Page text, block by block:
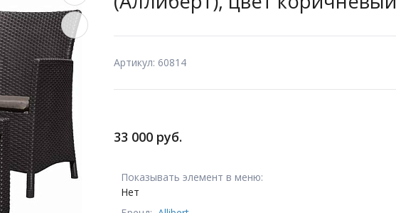
Артикул: 60814
33 000 руб.
Показывать элемент в меню:
Нет